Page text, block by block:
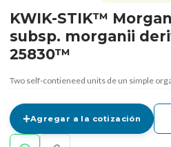
KWIK-STIK™
subsp. morganii
25830™
Two self-contieneed units de un simple
Agregar a la cotización